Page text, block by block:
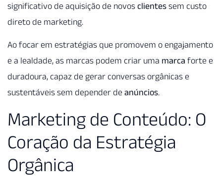
significativo de aquisição de novos clientes sem custo
direto de marketing.
Ao focar em estratégias que promovem o engajamento
e a lealdade, as marcas podem criar uma marca forte e
duradoura, capaz de gerar conversas orgânicas e
sustentáveis sem depender de anúncios.
Marketing de Conteúdo: O
Coração da Estratégia
Orgânica